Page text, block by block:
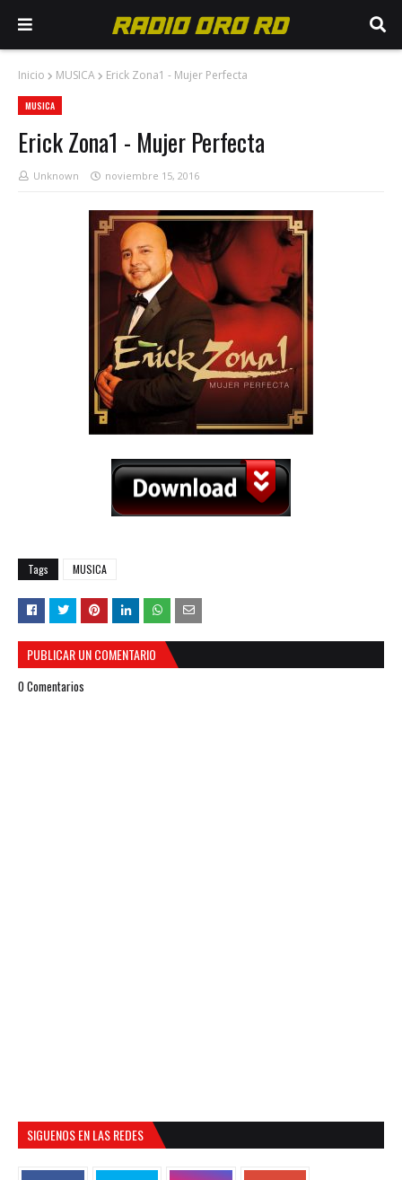
Inicio MUSICA Erick Zona1 - Mujer Perfecta
MUSICA
Erick Zona1 - Mujer Perfecta
Unknown noviembre 15, 2016
Tags MUSICA
PUBLICAR UN COMENTARIO
0 Comentarios
SIGUENOS EN LAS REDES